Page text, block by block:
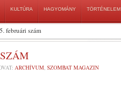
KULTÚRA HAGYOMÁNY TÖRTÉNELEM
februári szám
ARCHÍVUM, SZOMBAT MAGAZIN